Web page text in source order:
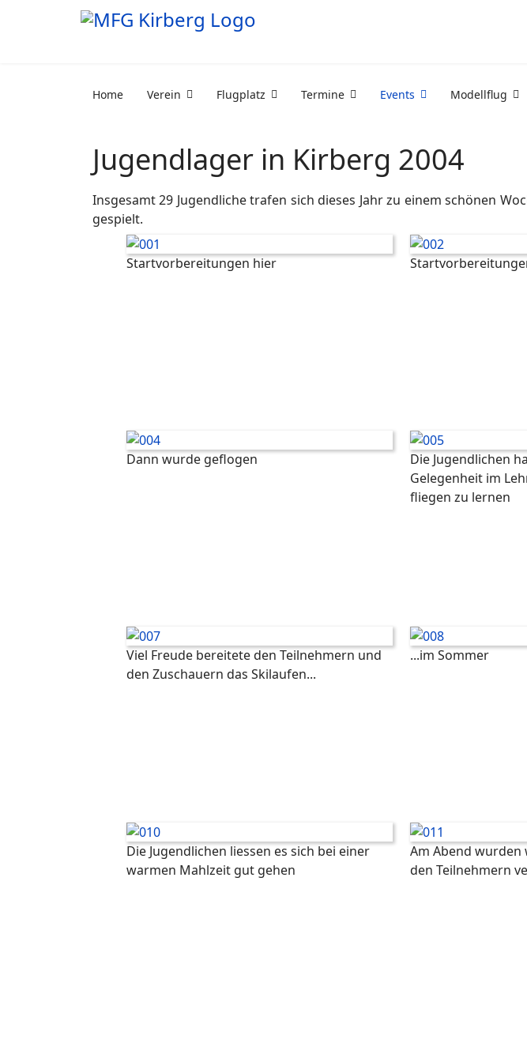
Home Verein Flugplatz Termine Events Modellflug
Jugendlager in Kirberg 2004
Insgesamt 29 Jugendliche trafen sich dieses Jahr zu einem schönen
gespielt.
Startvorbereitungen hier
Dann wurde geflogen
Die Jugendlichen
Gelegenheit im
fliegen zu lernen
Viel Freude bereitete den Teilnehmern und
den Zuschauern das Skilaufen...
...im Sommer
Die Jugendlichen liessen es sich bei einer
warmen Mahlzeit gut gehen
Am Abend
den Teilnehmern